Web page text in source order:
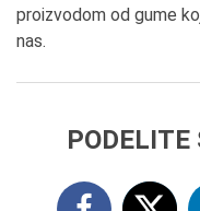
proizvodom od gume
nas.